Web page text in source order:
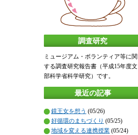
調査研究
ミュージアム・ボランティア等に関
する調査研究報告書（平成15年度文
部科学省科学研究）です。
最近の記事
鏡王女を想う (05/26)
好循環のまちづくり (05/25)
地域を変える連携授業 (05/24)